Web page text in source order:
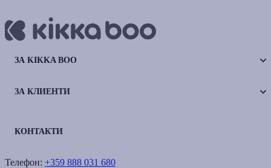
ЗА KIKKA BOO
ЗА КЛИЕНТИ
КОНТАКТИ
Телефон: +359 888 031 680